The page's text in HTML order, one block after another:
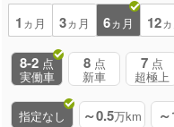
1 ヵ月 3ヵ月 6ヵ月 12
8-2 点
実働車
8 点
新車
7 点
超極上
指定なし ～0.5万km